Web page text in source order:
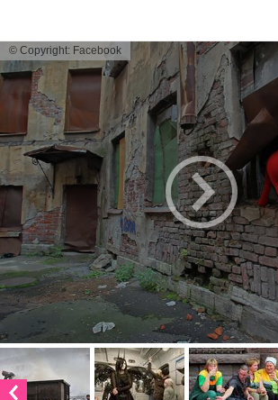
© Copyright: Facebook